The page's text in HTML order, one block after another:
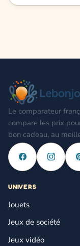
Le comparateur
compare les prix
bon cadeau, au
UNIVERS
Jouets
Jeux de société
Jeux vidéo